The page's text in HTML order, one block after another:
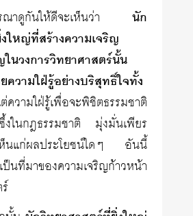
ณาดูกันให้ดีจะเห็นว่า นัก
ใหญ่ที่สร้างความเจริญ
นวงการวิทยาศาสตร์นั้น
ความใฝ่รู้อย่างบริสุทธิ์ใจทั้ง
วามใฝ่รู้เพื่อจะพิชิตธรรมชาติ
งในกฎธรรมชาติ มุ่งมั่นเพียร
ห็นแก่ผลประโยชน์ใดๆ อันนี้
ที่มาของความเจริญก้าวหน้า